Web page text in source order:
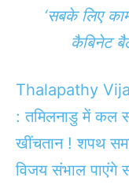
‘सबके लिए
कैबिनेट
Thalapathy
: तमिलनाडु में कल
खींचतान ! शपथ
विजय संभाल पाएंगे